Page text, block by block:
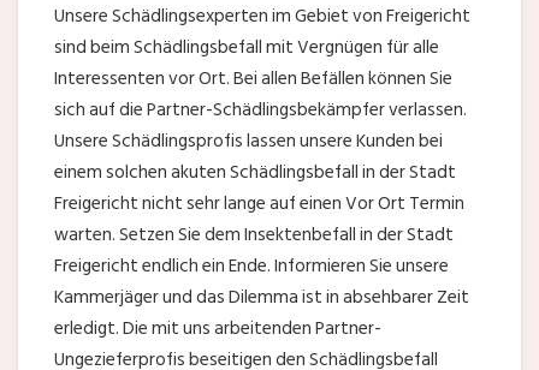
Unsere Schädlingsexperten im Gebiet von Freigericht
sind beim Schädlingsbefall mit Vergnügen für alle
Interessenten vor Ort. Bei allen Befällen können Sie
sich auf die Partner-Schädlingsbekämpfer verlassen.
Unsere Schädlingsprofis lassen unsere Kunden bei
einem solchen akuten Schädlingsbefall in der Stadt
Freigericht nicht sehr lange auf einen Vor Ort Termin
warten. Setzen Sie dem Insektenbefall in der Stadt
Freigericht endlich ein Ende. Informieren Sie unsere
Kammerjäger und das Dilemma ist in absehbarer Zeit
erledigt. Die mit uns arbeitenden Partner-
Ungezieferprofis beseitigen den Schädlingsbefall